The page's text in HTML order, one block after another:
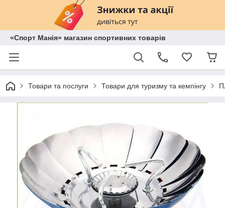
«Спорт Манія» магазин спортивних товарів
Товари та послуги Товари для туризму та кемпінгу